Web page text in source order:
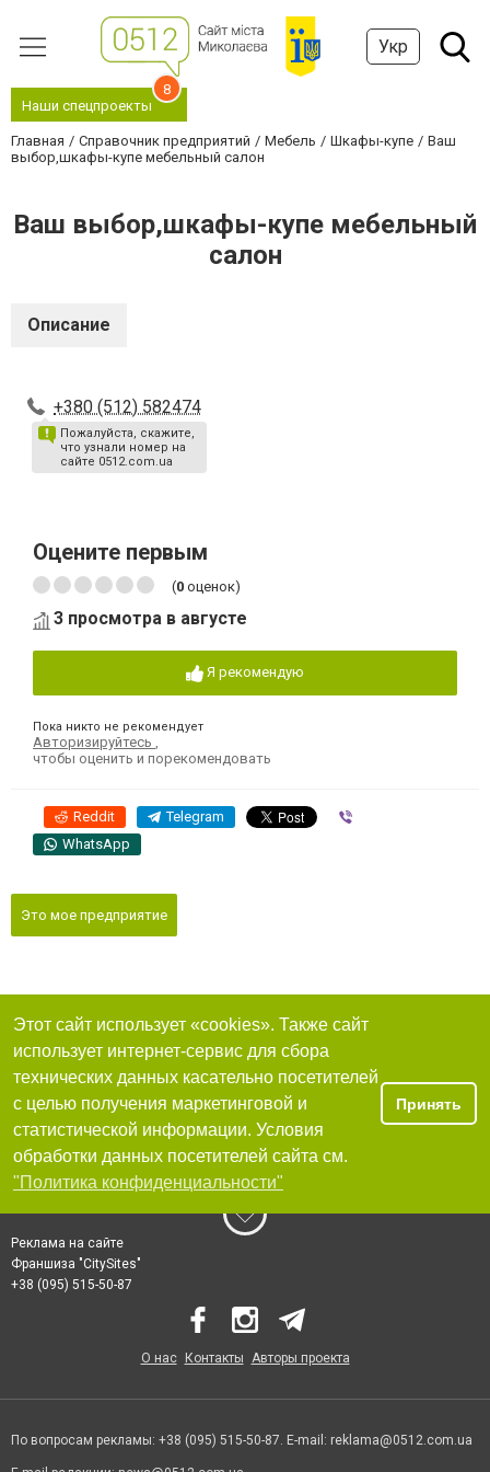
Укр
Наши спецпроекты
8
Главная Справочник предприятий Мебель Шкафы-купе
Ваш
выбор,шкафы-купе мебельный салон
Ваш выбор,шкафы-купе мебельный
салон
Описание
+380 (512) 582474
Пожалуйста, скажите,
что узнали номер на
сайте 0512.com.ua
Оцените первым
(0 оценок)
3 просмотра в августе
Я рекомендую
Пока никто не рекомендует
Авторизируйтесь
чтобы оценить и порекомендовать
Reddit Telegram
WhatsApp
Это мое предприятие
Этот сайт использует «cookies». Также сайт
использует интернет-сервис для сбора
технических данных касательно посетителей
с целью получения маркетинговой и
статистической информации. Условия
обработки данных посетителей сайта см.
"Политика конфиденциальности"
Принять
Реклама на сайте
Франшиза "CitySites"
+38 (095) 515-50-87
О нас Контакты Авторы проекта
По вопросам рекламы: +38 (095) 515-50-87. E-mail: reklama@0512.com.ua